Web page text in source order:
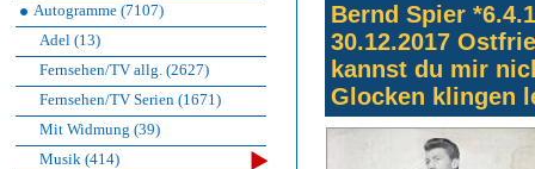
Autogramme (7107)
Adel (13)
Fernsehen/TV allg. (2627)
Fernsehen/TV Serien (1671)
Mit Widmung (39)
Musik (414)
Bernd Spier
30.12.2017
kannst du mir
Glocken klingen